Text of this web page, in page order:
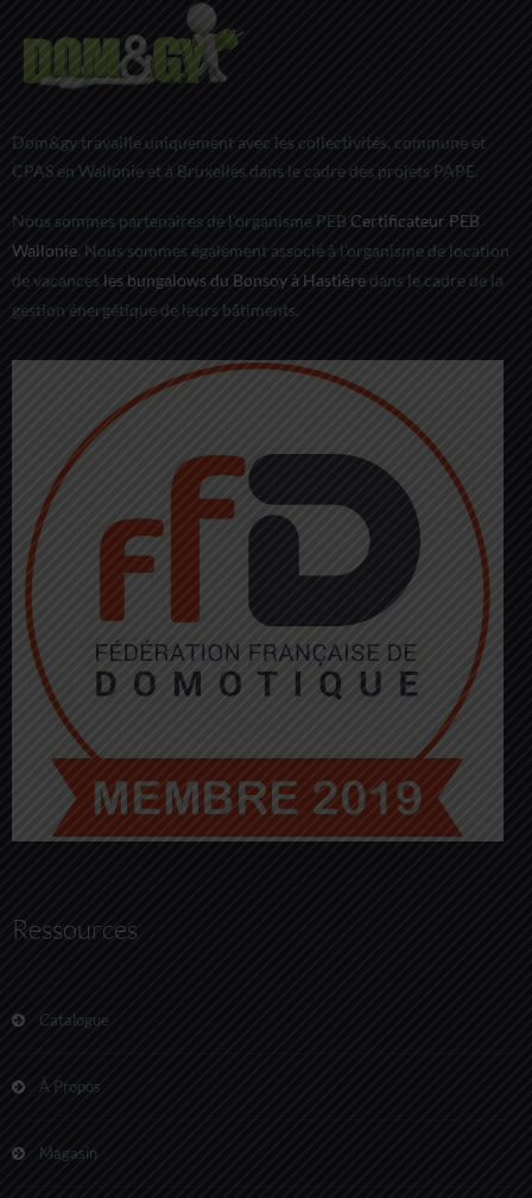
Dom&gy travaille uniquement avec les collectivités, commune et
CPAS en Wallonie et à Bruxelles dans le cadre des projets PAPE.
Nous sommes partenaires de l'organisme PEB Certificateur PEB
Wallonie. Nous sommes également associé à l'organisme de location
de vacances les bungalows du Bonsoy à Hastière dans le cadre de la
gestion énergétique de leurs bâtiments.
Ressources
Catalogue
À Propos
Magasin